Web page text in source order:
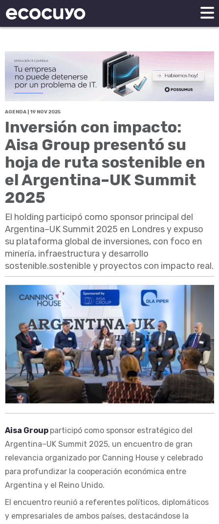
AGENDA | 19 NOV 2025
Inversión con impacto:
Aisa Group presentó su
hoja de ruta sostenible en
el Argentina–UK Summit
2025
El holding participó como sponsor principal del
Argentina–UK Summit 2025 en Londres y expuso
su plataforma global de inversiones, con foco en
minería, infraestructura y desarrollo
sostenible.sostenible y proyectos con impacto real.
Aisa Group participó como sponsor estratégico del
Argentina–UK Summit 2025, un encuentro de gran
relevancia organizado por Canning House y celebrado
para profundizar la cooperación económica entre
Argentina y el Reino Unido.
El encuentro reunió a referentes políticos, diplomáticos
y empresariales de ambos países, destacándose la